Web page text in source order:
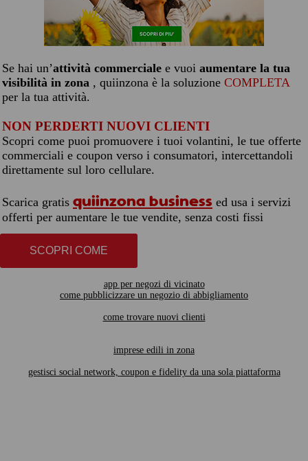
Se hai un’attività commerciale e vuoi aumentare la tua
visibilità in zona , quiinzona è la soluzione COMPLETA
per la tua attività.
NON PERDERTI NUOVI CLIENTI
Scopri come puoi promuovere i tuoi volantini, le tue offerte
commerciali e coupon verso i consumatori, intercettandoli
direttamente sul loro cellulare.
Scarica gratis quiinzona business ed usa i servizi
offerti per aumentare le tue vendite, senza costi fissi
SCOPRI COME
app per negozi di vicinato
come pubblicizzare un negozio di abbigliamento
come trovare nuovi clienti
imprese edili in zona
gestisci social network, coupon e fidelity da una sola piattaforma